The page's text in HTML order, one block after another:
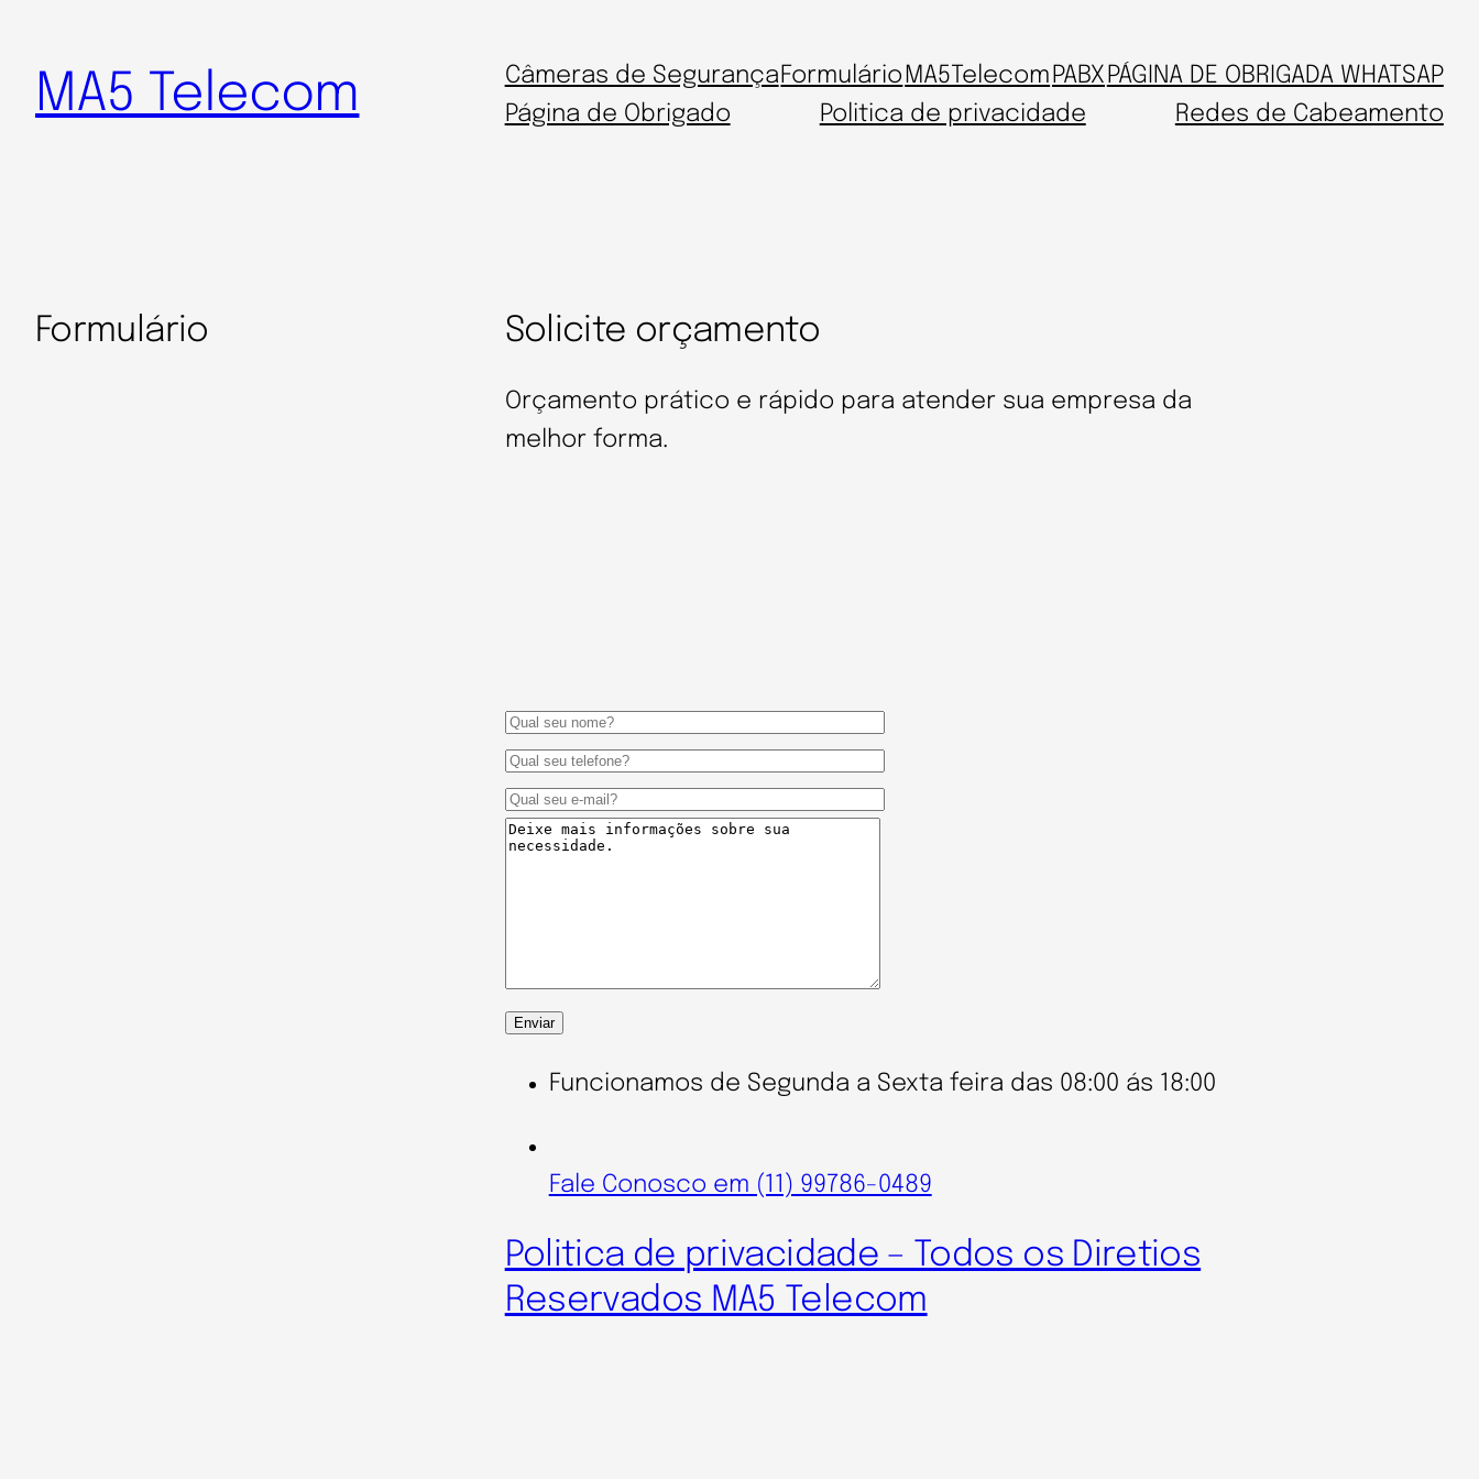
MA5 Telecom Câmeras de Segurança Formulário MA5Telecom PABX PÁGINA DE OBRIGADA WHATSAP
Página de Obrigado
Politica de privacidade Redes de Cabeamento
Formulário Solicite orçamento
Orçamento prático e rápido para atender sua empresa da
melhor forma.
Funcionamos de Segunda a Sexta feira das 08:00 ás 18:00
Fale Conosco em (11) 99786-0489
Politica de privacidade – Todos os Diretios
Reservados MA5 Telecom